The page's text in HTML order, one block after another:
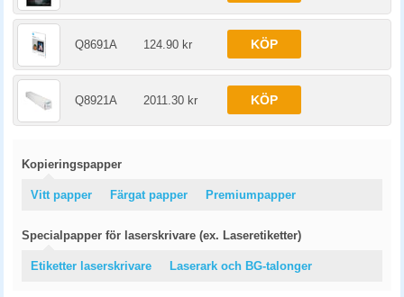
Q8691A 124.90 kr KÖP
Q8921A 2011.30 kr KÖP
Kopieringspapper
Vitt papper Färgat papper Premiumpapper
Specialpapper för laserskrivare (ex. Laseretiketter)
Etiketter laserskrivare Laserark och BG-talonger